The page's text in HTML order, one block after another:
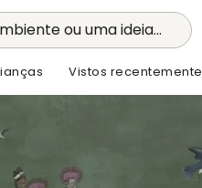
ou uma ideia...
Vistos recentemente